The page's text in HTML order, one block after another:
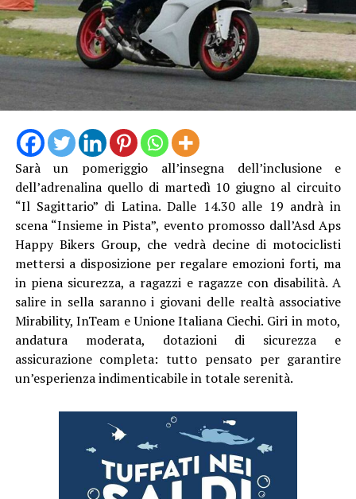
Sarà un pomeriggio all’insegna dell’inclusione e
dell’adrenalina quello di martedì 10 giugno al circuito
“Il Sagittario” di Latina. Dalle 14.30 alle 19 andrà in
scena “Insieme in Pista”, evento promosso dall’Asd Aps
Happy Bikers Group, che vedrà decine di motociclisti
mettersi a disposizione per regalare emozioni forti, ma
in piena sicurezza, a ragazzi e ragazze con disabilità. A
salire in sella saranno i giovani delle realtà associative
Mirability, InTeam e Unione Italiana Ciechi. Giri in moto,
andatura moderata, dotazioni di sicurezza e
assicurazione completa: tutto pensato per garantire
un’esperienza indimenticabile in totale serenità.